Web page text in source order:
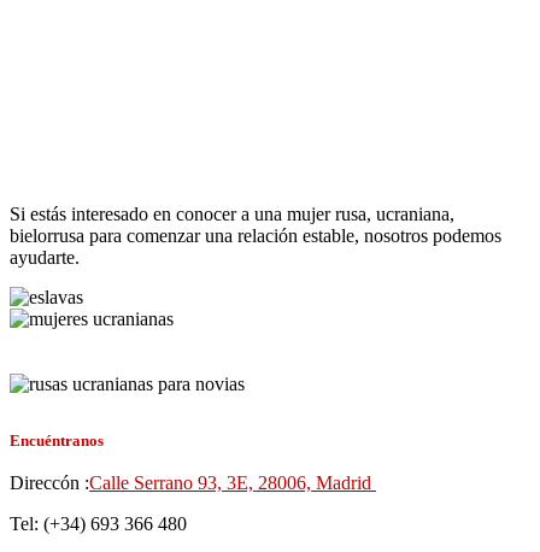
Si estás interesado en conocer a una mujer rusa, ucraniana,
bielorrusa para comenzar una relación estable, nosotros podemos
ayudarte.
Encuéntranos
Direccón :Calle Serrano 93, 3E, 28006, Madrid
Tel: (+34) 693 366 480